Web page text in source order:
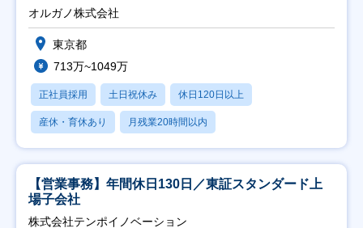
オルガノ株式会社
東京都
713万~1049万
正社員採用 土日祝休み 休日120日以上
産休・育休あり 月残業20時間以内
【営業事務】年間休日130日／東証スタンダード上
場子会社
株式会社テンポイノベーション